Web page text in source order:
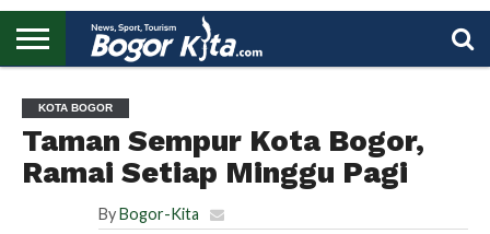
UTAMA
KOTA BOGOR
Taman Sempur Kota Bogor,
Ramai Setiap Minggu Pagi
By Bogor-Kita